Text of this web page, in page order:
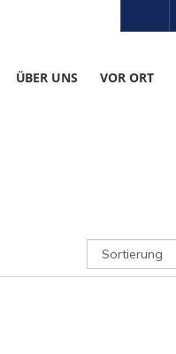
ÜBER UNS VOR ORT